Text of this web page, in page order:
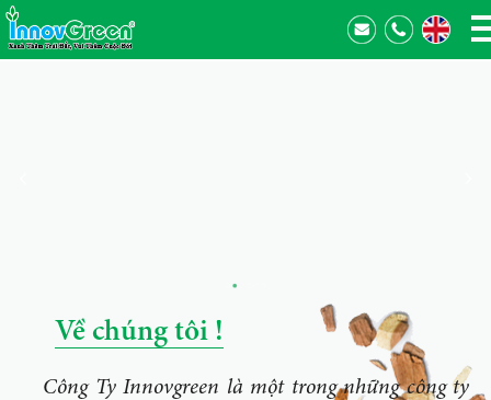
Về chúng tôi !
Công Ty Innovgreen là một trong những công ty